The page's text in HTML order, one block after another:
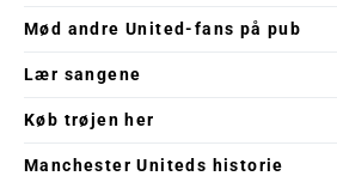
Mød andre United-fans på pub
Lær sangene
Køb trøjen her
Manchester Uniteds historie